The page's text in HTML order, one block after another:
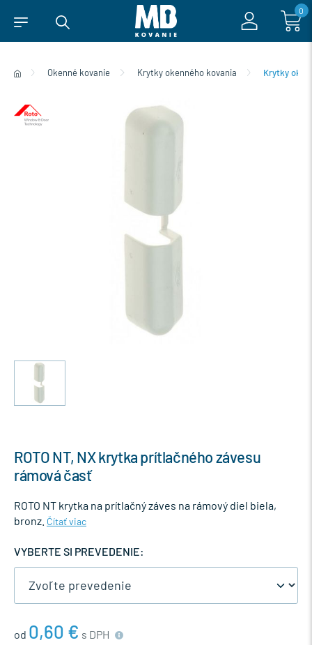
0
Okenné kovanie Krytky okenného kovania Krytky
ROTO NT, NX krytka prítlačného závesu
rámová časť
ROTO NT krytka na prítlačný záves na rámový diel biela,
bronz. Čítať viac
VYBERTE SI PREVEDENIE:
od 0,60 € s DPH